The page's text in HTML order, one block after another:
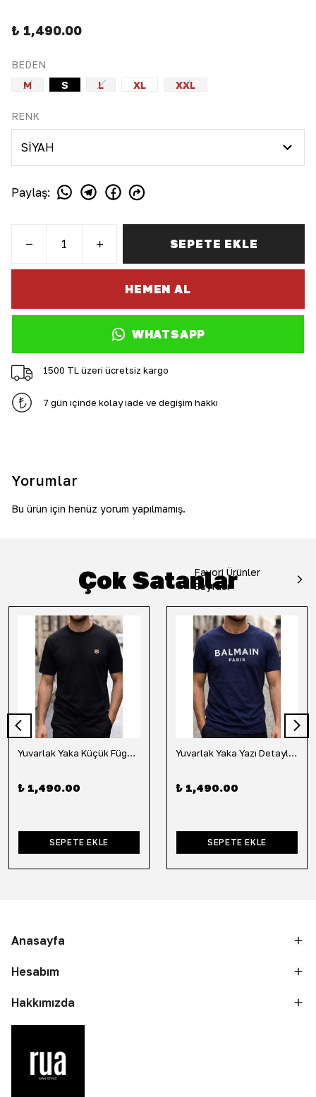
₺ 1,490.00
BEDEN
M
S L XL XXL
RENK
Paylaş:
SEPETE EKLE
HEMEN AL
WHATSAPP
1500 TL üzeri ücretsiz kargo
7 gün içinde kolay iade ve değişim hakkı
Yorumlar
Bu ürün için henüz yorum yapılmamış.
Çok Satanlar
Favori Ürünler
Sayfası
Yuvarlak Yaka Küçük Fügür Detaylı Tişört-Siyah
₺ 1,490.00
SEPETE EKLE
Yuvarlak Yaka Yazı Detaylı Tişört-Lacivert
₺ 1,490.00
SEPETE EKLE
Anasayfa
Hesabım
Hakkımızda